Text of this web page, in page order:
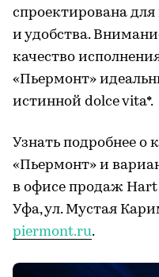
спроектирована
и удобства.
качество
«Пьермонт»
истинной dolce vita*.
Узнать подробнее о
«Пьермонт» и
в офисе продаж Hart
Уфа, ул. Мустая
piermont.ru.